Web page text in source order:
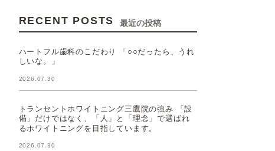
RECENT POSTS 最近の投稿
ハートフル歯科のこだわり 「○○だったら、うれ
しいな。」
2026.07.30
トランセントホワイトニング三鷹院の強み 「設
備」だけではなく、「人」と「理念」で選ばれ
るホワイトニングを目指しています。
2026.07.30